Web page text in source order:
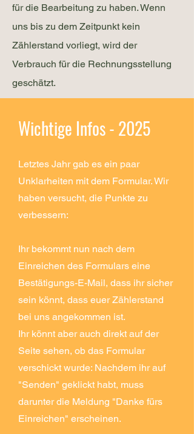
für die Bearbeitung zu haben. Wenn
uns bis zu dem Zeitpunkt kein
Zählerstand vorliegt, wird der
Verbrauch für die Rechnungsstellung
geschätzt.
Wichtige Infos - 2025
Letztes Jahr gab es ein paar
Unklarheiten mit dem Formular. Wir
haben versucht, die Punkte zu
verbessern:
Ihr bekommt nun nach dem
Einreichen des Formulars eine
Bestätigungs-E-Mail, dass ihr sicher
sein könnt, dass euer Zählerstand
bei uns angekommen ist.
Ihr könnt aber auch direkt auf der
Seite sehen, ob das Formular
verschickt wurde: Nachdem ihr auf
"Senden" geklickt habt, muss
darunter die Meldung "Danke fürs
Einreichen" erscheinen.